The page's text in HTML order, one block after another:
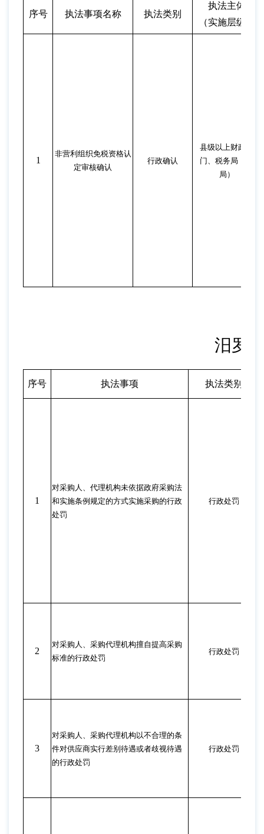
序号 执法事项名称 执法类别
执法主体
（实施层级）
1
非营利组织免税资格认
定审核确认
行政确认
县级以上财政部
门、税务局（分
局）
汨罗
序号 执法事项 执法类别
1
对采购人、代理机构未依据政府采购法
和实施条例规定的方式实施采购的行政
处罚
行政处罚
2
对采购人、采购代理机构擅自提高采购
标准的行政处罚
行政处罚
3
对采购人、采购代理机构以不合理的条
件对供应商实行差别待遇或者歧视待遇
的行政处罚
行政处罚